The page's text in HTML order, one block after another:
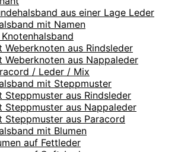
aus einer Lage Leder
mit Namen
Weberknoten aus Rindsleder
Weberknoten aus Nappaleder
/ Leder / Mix
mit Steppmuster
Steppmuster aus Rindsleder
Steppmuster aus Nappaleder
Steppmuster aus Paracord
mit Blumen
auf Fettleder